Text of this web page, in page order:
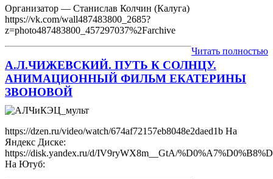
Организатор — Станислав Колчин (Калуга)
https://vk.com/wall487483800_2685?
z=photo487483800_457297037%2Farchive
Читать полностью
А.Л.ЧИЖЕВСКИЙ. ПУТЬ К СОЛНЦУ.
АНИМАЦИОННЫЙ ФИЛЬМ ЕКАТЕРИНЫ
ЗВОНОВОЙ
https://dzen.ru/video/watch/674af72157eb8048e2daed1b На
Яндекс Диске:
https://disk.yandex.ru/d/IV9ryWX8m__GtA/
На Ютуб: